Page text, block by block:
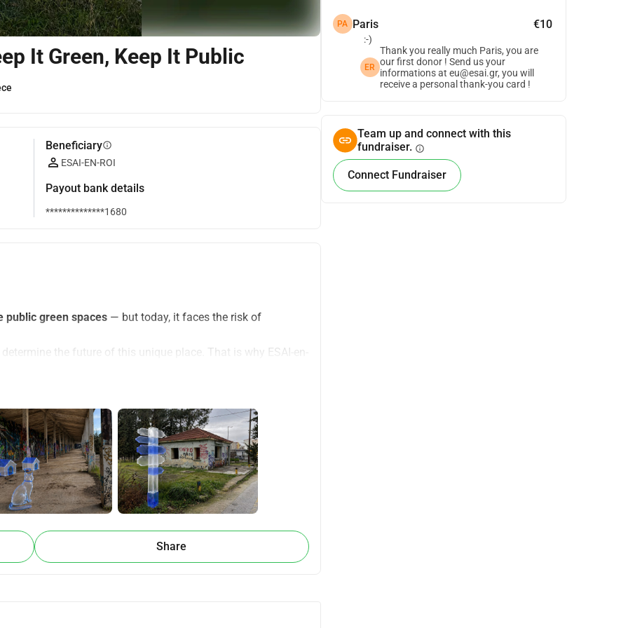
It Green, Keep It Public
Beneficiaryinfo
ESAI-EN-ROI
Payout bank details
**************1680
public green spaces — but today, it faces the risk of
the future of this unique place. That is why ESAI-en-
for your support to make the park more welcoming and
more easily.
cleaner, more comfortable environment.
improvements and actions that benefit the park and its
Share
PA Paris €10
:-)
ER
Thank you really much Paris, you are
our first donor ! Send us your
informations at eu@esai.gr, you will
receive a personal thank-you card !
Team up and connect with this
fundraiser. info
Connect Fundraiser